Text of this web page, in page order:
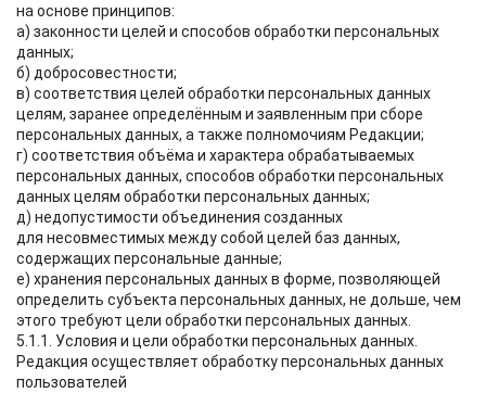
на основе принципов:
а) законности целей и способов обработки персональных
данных;
б) добросовестности;
в) соответствия целей обработки персональных данных
целям, заранее определённым и заявленным при сборе
персональных данных, а также полномочиям Редакции;
г) соответствия объёма и характера обрабатываемых
персональных данных, способов обработки персональных
данных целям обработки персональных данных;
д) недопустимости объединения созданных
для несовместимых между собой целей баз данных,
содержащих персональные данные;
е) хранения персональных данных в форме, позволяющей
определить субъекта персональных данных, не дольше, чем
этого требуют цели обработки персональных данных.
5.1.1. Условия и цели обработки персональных данных.
Редакция осуществляет обработку персональных данных
пользователей